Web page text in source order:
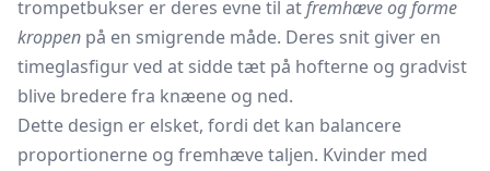
trompetbukser er deres evne til atfremhæve og forme
kroppen på en smigrende måde. Deres snit giver en
timeglasfigur ved at sidde tæt på hofterne og gradvist
blive bredere fra knæene og ned.
Dette design er elsket, fordi det kan balancere
proportionerne og fremhæve taljen. Kvinder med